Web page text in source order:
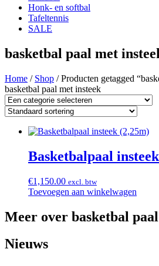
Honk- en softbal
Tafeltennis
SALE
basketbal paal met
Home / Shop / Producten getagged
basketbal paal met insteek
Basketbalpaal
€1,150.00 excl. btw
Toevoegen aan winkelwagen
Meer over basketbal
Nieuws